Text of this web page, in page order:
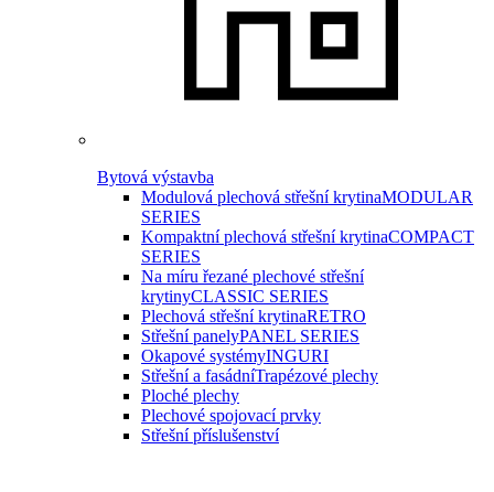
Bytová výstavba
Modulová plechová střešní krytinaMODULAR
SERIES
Kompaktní plechová střešní krytinaCOMPACT
SERIES
Na míru řezané plechové střešní
krytinyCLASSIC SERIES
Plechová střešní krytinaRETRO
Střešní panelyPANEL SERIES
Okapové systémyINGURI
Střešní a fasádníTrapézové plechy
Ploché plechy
Plechové spojovací prvky
Střešní příslušenství